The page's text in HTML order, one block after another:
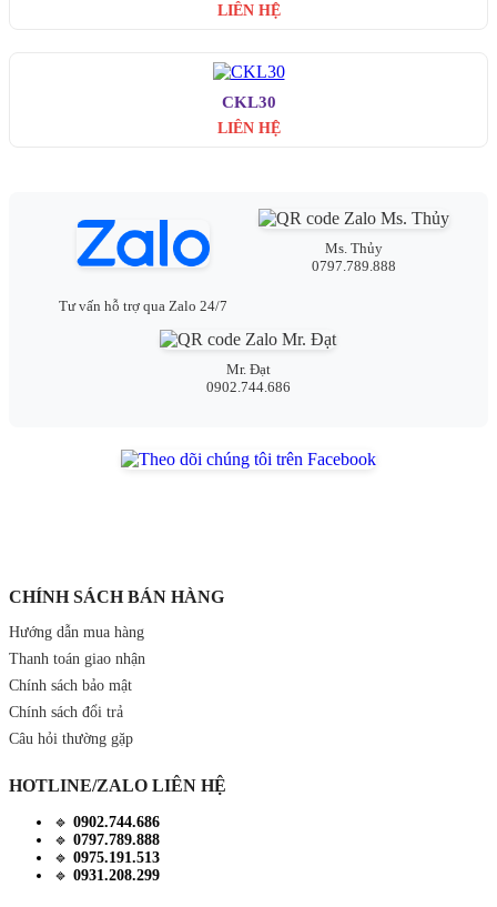
LIÊN HỆ
CKL30
LIÊN HỆ
Tư vấn hỗ trợ qua Zalo 24/7
Ms. Thủy
0797.789.888
Mr. Đạt
0902.744.686
CHÍNH SÁCH BÁN HÀNG
Hướng dẫn mua hàng
Thanh toán giao nhận
Chính sách bảo mật
Chính sách đổi trả
Câu hỏi thường gặp
HOTLINE/ZALO LIÊN HỆ
🔹 0902.744.686
🔹 0797.789.888
🔹 0975.191.513
🔹 0931.208.299